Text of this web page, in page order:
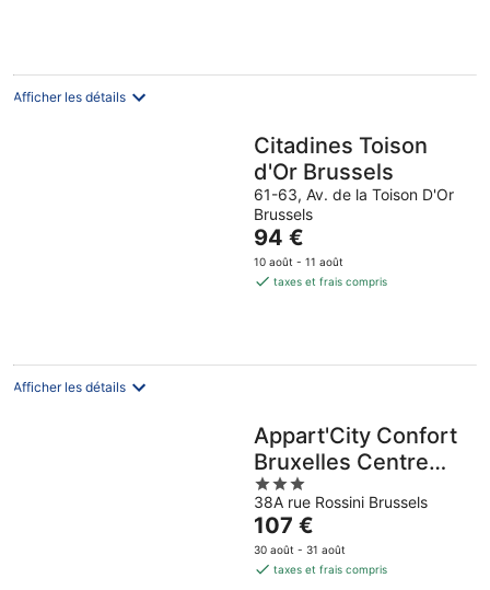
nuit
Afficher les détails
Citadines Toison
d'Or Brussels
61-63, Av. de la Toison D'Or
Brussels
Le
prix
est
nuit
94 €
10 août - 11 août
taxes et frais compris
Afficher les détails
Appart'City Confort
Bruxelles Centre
Gare du Midi
3
out
of
5
38A rue Rossini Brussels
Le
prix
est
107 €
30 août - 31 août
taxes et frais compris